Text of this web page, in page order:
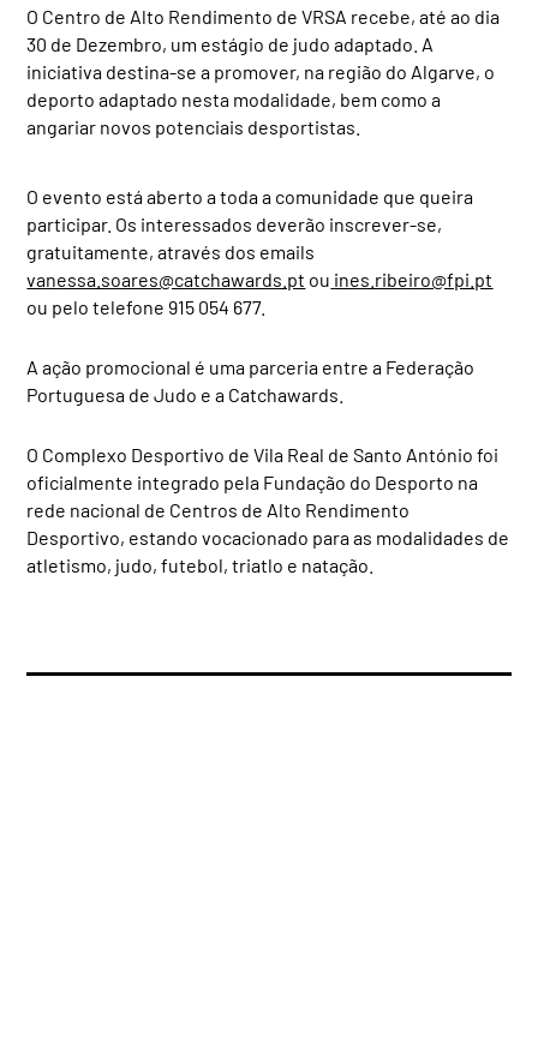
O Centro de Alto Rendimento de VRSA recebe, até ao dia
30 de Dezembro, um estágio de judo adaptado. A
iniciativa destina-se a promover, na região do Algarve, o
deporto adaptado nesta modalidade, bem como a
angariar novos potenciais desportistas.
O evento está aberto a toda a comunidade que queira
participar. Os interessados deverão inscrever-se,
gratuitamente, através dos emails
vanessa.soares@catchawards.pt ou ines.ribeiro@fpi.pt
ou pelo telefone 915 054 677.
A ação promocional é uma parceria entre a Federação
Portuguesa de Judo e a Catchawards.
O Complexo Desportivo de Vila Real de Santo António foi
oficialmente integrado pela Fundação do Desporto na
rede nacional de Centros de Alto Rendimento
Desportivo, estando vocacionado para as modalidades de
atletismo, judo, futebol, triatlo e natação.